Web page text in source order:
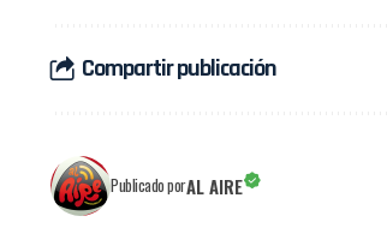
Compartir publicación
Publicado porAL AIRE